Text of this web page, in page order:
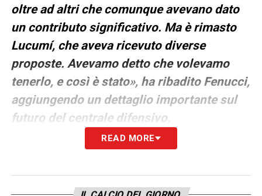
oltre ad altri che comunque avevano dato
un contributo significativo. Ma è rimasto
Lucumí, che aveva ricevuto diverse
proposte. Avevamo detto che volevamo
tenerlo, e così è stato», ha ribadito Fenucci,
aggiungendo un dettaglio importante sul
futuro del centrale difensivo.
«Quando tornerà dagli impegni con la
READ MORE